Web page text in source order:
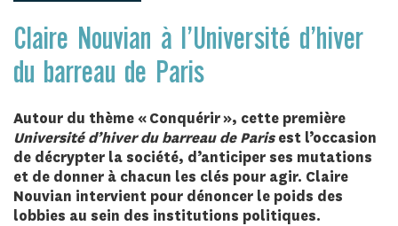
Claire Nouvian à l’Université d’hiver
du barreau de Paris
Autour du thème « Conquérir », cette première
Université d’hiver du barreau de Parisest l’occasion
de décrypter la société, d’anticiper ses mutations
et de donner à chacun les clés pour agir. Claire
Nouvian intervient pour dénoncer le poids des
lobbies au sein des institutions politiques.